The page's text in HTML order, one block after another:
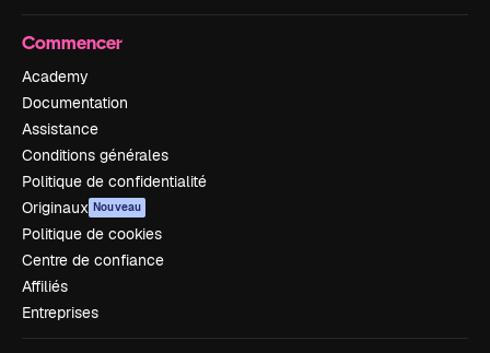
Commencer
Academy
Documentation
Assistance
Conditions générales
Politique de confidentialité
Originaux Nouveau
Politique de cookies
Centre de confiance
Affiliés
Entreprises